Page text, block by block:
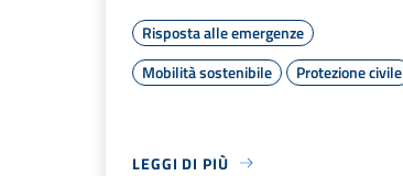
Risposta alle emergenze
Mobilità sostenibile
Protezione civile
LEGGI DI PIÙ